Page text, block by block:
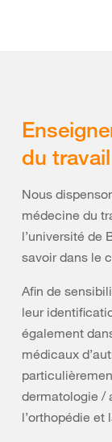
du travail
Nous
médecine du
l’université de
savoir dans le
Afin de
leur
également
médicaux
dermatologie /
l’orthopédie et